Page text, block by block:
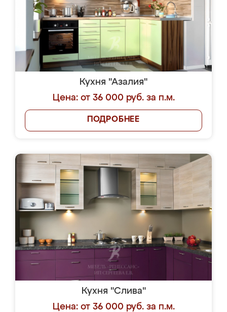
Кухня "Азалия"
Цена: от 36 000 руб. за п.м.
ПОДРОБНЕЕ
Кухня "Слива"
Цена: от 36 000 руб. за п.м.